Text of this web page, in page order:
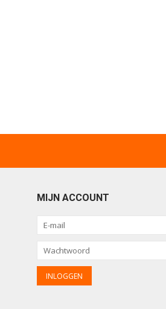
MIJN ACCOUNT